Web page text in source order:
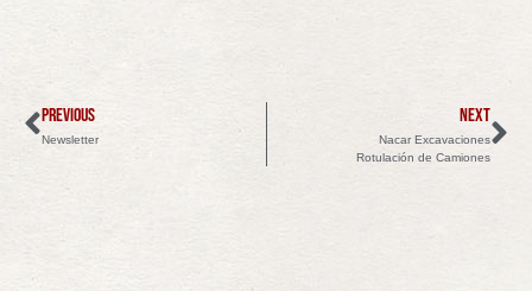
PREVIOUS
Newsletter
NEXT
Nacar Excavaciones
Rotulación de Camiones